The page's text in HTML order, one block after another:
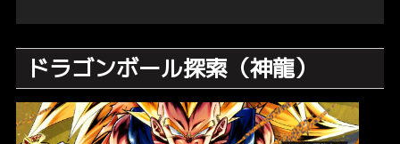
ドラゴンボール探索（神龍）